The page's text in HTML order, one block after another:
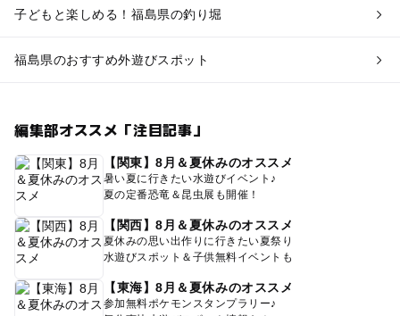
子どもと楽しめる！福島県の釣り堀
福島県のおすすめ外遊びスポット
編集部オススメ「注目記事」
【関東】8月＆夏休みのオススメ
暑い夏に行きたい水遊びイベント♪
夏の定番恐竜＆昆虫展も開催！
【関西】8月＆夏休みのオススメ
夏休みの思い出作りに行きたい夏祭り
水遊びスポット＆子供無料イベントも
【東海】8月＆夏休みのオススメ
参加無料ポケモンスタンプラリー♪